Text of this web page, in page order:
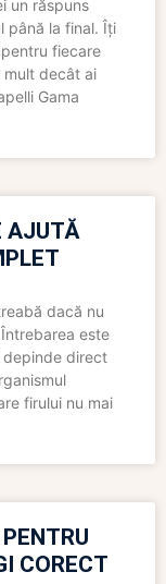
un răspuns
până la final. Îți
fiecare
mult decât ai
Gama
AJUTĂ
dacă nu
este
direct
firului nu mai
CORECT